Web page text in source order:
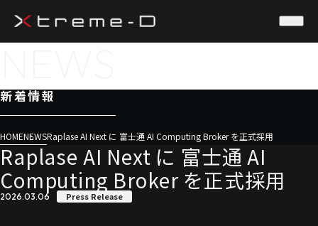
新着情報
HOMENEWSRaplase AI Next に 富士通 AI Computing Broker を正式採用
Raplase AI Next に 富士通 AI
Computing Broker を正式採用
2026.03.06 Press Release